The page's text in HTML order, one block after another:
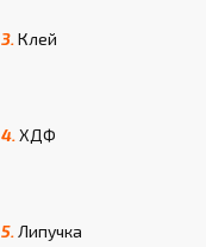
3. Клей
4. ХДФ
5. Липучка